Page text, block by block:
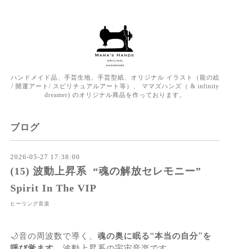
ハンドメイド品、手芸生地、手芸型紙、オリジナル イラスト（龍の絵
/ 開運アート/ スピリチュアルアート等）、 ママズハンズ（ & infinity
dreamer) のオリジナル商品を作っております。
ブログ
2026-05-27 17:38:00
(15) 波動上昇系 “魂の解放セレモニー”
Spirit In The VIP
ヒーリング音楽
🌙音の周波数で導く、 魂の奥に眠る“本当の自分”を